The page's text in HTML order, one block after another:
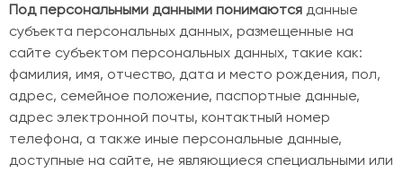
Под персональными данными понимаются данные
субъекта персональных данных, размещенные на
сайте субъектом персональных данных, такие как:
фамилия, имя, отчество, дата и место рождения, пол,
адрес, семейное положение, паспортные данные,
адрес электронной почты, контактный номер
телефона, а также иные персональные данные,
доступные на сайте, не являющиеся специальными или